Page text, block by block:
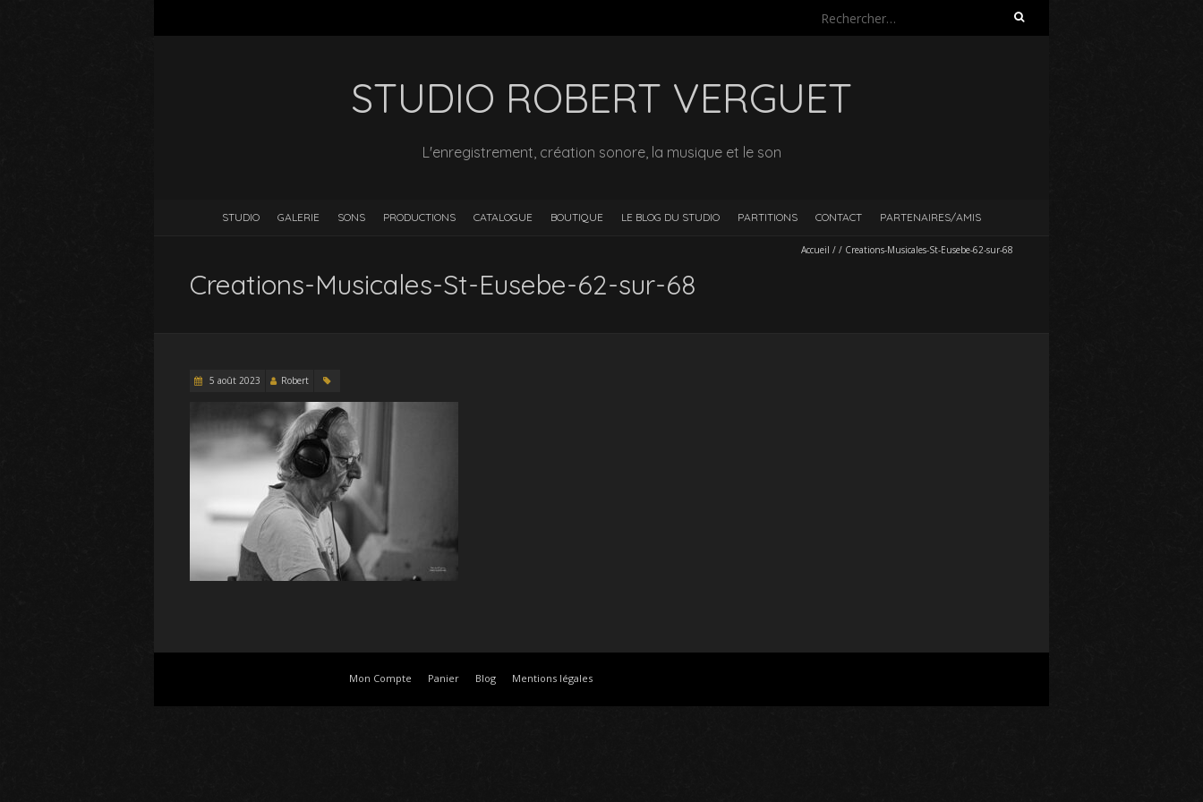
Rechercher :
STUDIO ROBERT VERGUET
L'enregistrement, création sonore, la musique et le son
STUDIO GALERIE SONS PRODUCTIONS CATALOGUE BOUTIQUE LE BLOG DU STUDIO PARTITIONS CONTACT PARTENAIRES/AMIS
Accueil / / Creations-Musicales-St-Eusebe-62-sur-68
Creations-Musicales-St-Eusebe-62-sur-68
5 août 2023 Robert
Mon Compte Panier Blog Mentions légales